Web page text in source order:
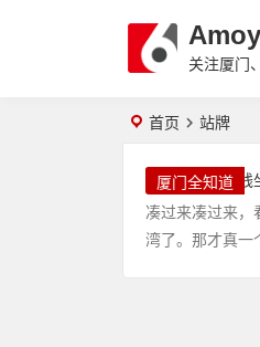
关注厦门
首页 站牌
厦门全知道
凑过来凑过来，
湾了。那才真一